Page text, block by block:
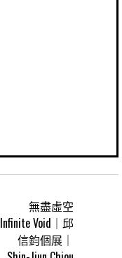
無盡虛空
Infinite Void｜邱
信鈞個展｜